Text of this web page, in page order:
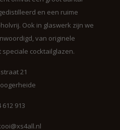
en een ruime
Ook in glaswerk zijn we
van originele
cocktailglazen.
21
612 913